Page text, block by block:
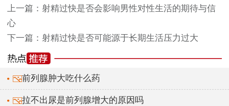
上一篇： 射精过快是否会影响男性对性生活的期待与信
心
下一篇： 射精过快是否可能源于长期生活压力过大
前列腺肿大吃什么药
拉不出尿是前列腺增大的原因吗